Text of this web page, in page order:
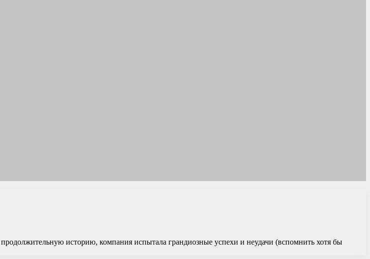
историю, компания испытала грандиозные успехи и неудачи (вспомнить хотя бы